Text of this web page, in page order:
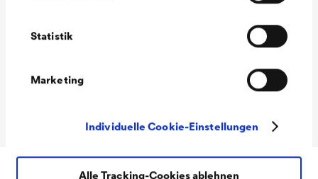
Statistik
Marketing
Individuelle Cookie-Einstellungen
Alle Tracking-Cookies ablehnen
Technische Daten
Material
Stabilisiertes PVC, beige